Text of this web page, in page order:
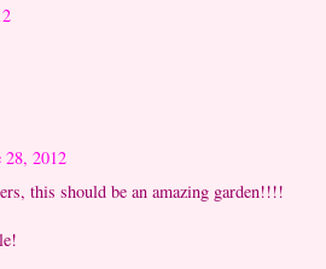
28, 2012
this should be an amazing garden!!!!